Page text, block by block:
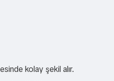
kolay şekil alır.